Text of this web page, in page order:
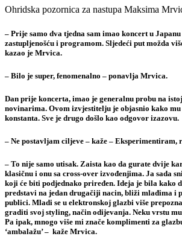
Ohridska pozornica za nastupa Maksima
– Prije samo dva tjedna sam imao koncert u
zastupljenošću i programom. Sljedeći put možda
kazao je Mrvica.
– Bilo je super, fenomenalno – ponavlja Mrvica.
Dan prije koncerta, imao je generalnu probu na
novinarima. Ovom izvjestitelju je objasnio kako
konstanta. Sve je drugo došlo kao odgovor izazovu.
– Ne postavljam ciljeve – kaže – Eksperimentiram,
– To nije samo utisak. Zaista kao da gurate dvije
klasičnu i onu sa cross-over izvođenjima. Ja sada
koji će biti podjednako priređen. Ideja je bila kako
predstavi na jedan drugačiji nacin, bliži mlađima
publici. Mladi se u elektronskoj glazbi više
graditi svoj styling, način odijevanja. Neku vrstu
Pa ipak, mnogo više mi znače komplimenti za
‘ambalažu’ – kaže Mrvica.